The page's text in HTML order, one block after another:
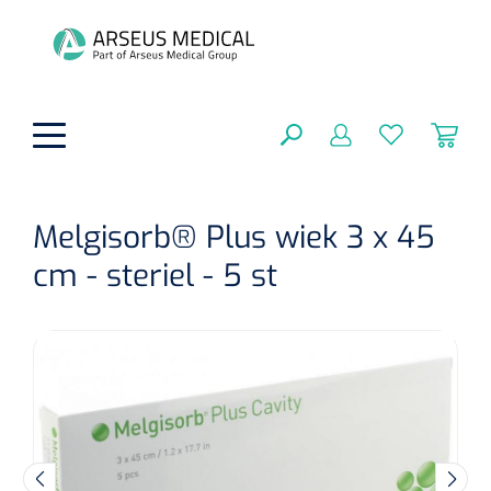
Fysiotherapie & Revalidatie
Gangrevalidatie
Nelatonsondes
Vrouwensondes
Klemmen
ADL & Comfortzorg
ZOEKRESULTATEN
Melgisorb® Plus wiek 3 x 45
cm - steriel - 5 st